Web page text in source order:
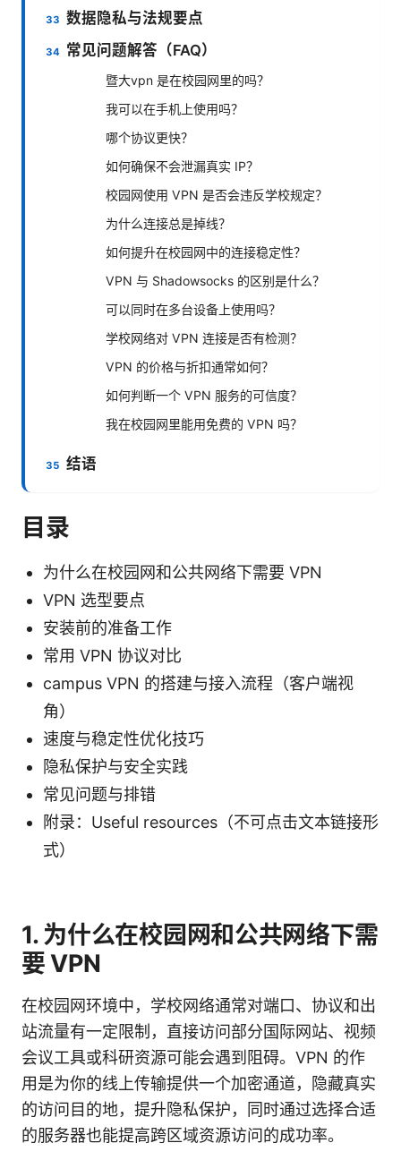
数据隐私与法规要点
常见问题解答（FAQ）
暨大vpn 是在校园网里的吗？
我可以在手机上使用吗？
哪个协议更快？
如何确保不会泄漏真实 IP？
校园网使用 VPN 是否会违反学校规定？
为什么连接总是掉线？
如何提升在校园网中的连接稳定性？
VPN 与 Shadowsocks 的区别是什么？
可以同时在多台设备上使用吗？
学校网络对 VPN 连接是否有检测？
VPN 的价格与折扣通常如何？
如何判断一个 VPN 服务的可信度？
我在校园网里能用免费的 VPN 吗？
结语
目录
为什么在校园网和公共网络下需要 VPN
VPN 选型要点
安装前的准备工作
常用 VPN 协议对比
campus VPN 的搭建与接入流程（客户端视
角）
速度与稳定性优化技巧
隐私保护与安全实践
常见问题与排错
附录：Useful resources（不可点击文本链接形
式）
1. 为什么在校园网和公共网络下需
要 VPN
在校园网环境中，学校网络通常对端口、协议和出
站流量有一定限制，直接访问部分国际网站、视频
会议工具或科研资源可能会遇到阻碍。VPN 的作
用是为你的线上传输提供一个加密通道，隐藏真实
的访问目的地，提升隐私保护，同时通过选择合适
的服务器也能提高跨区域资源访问的成功率。